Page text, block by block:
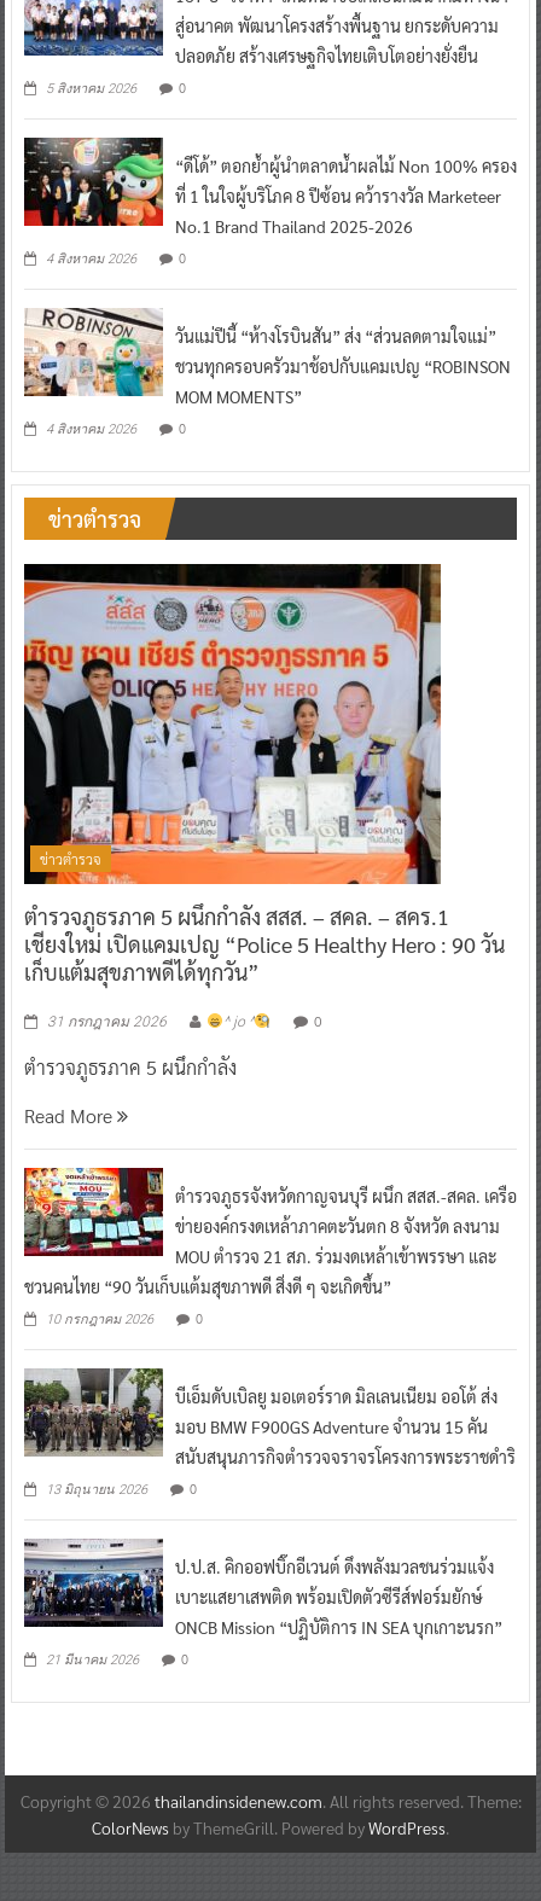
สู่อนาคต พัฒนาโครงสร้างพื้นฐาน ยกระดับความ
ปลอดภัย สร้างเศรษฐกิจไทยเติบโตอย่างยั่งยืน
5 สิงหาคม 2026 0
“ดีโด้” ตอกย้ำผู้นำตลาดน้ำผลไม้ Non 100% ครอง
ที่ 1 ในใจผู้บริโภค 8 ปีซ้อน คว้ารางวัล Marketeer
No.1 Brand Thailand 2025-2026
4 สิงหาคม 2026 0
วันแม่ปีนี้ “ห้างโรบินสัน” ส่ง “ส่วนลดตามใจแม่”
ชวนทุกครอบครัวมาช้อปกับแคมเปญ “ROBINSON
MOM MOMENTS”
4 สิงหาคม 2026 0
ข่าวตำรวจ
ข่าวตำรวจ
ตำรวจภูธรภาค 5 ผนึกกำลัง สสส. – สคล. – สคร.1
เชียงใหม่ เปิดแคมเปญ “Police 5 Healthy Hero : 90 วัน
เก็บแต้มสุขภาพดีได้ทุกวัน”
31 กรกฎาคม 2026 ^ jo ^ 0
ตำรวจภูธรภาค 5 ผนึกกำลัง
Read More
ตำรวจภูธรจังหวัดกาญจนบุรี ผนึก สสส.-สคล. เครือ
ข่ายองค์กรงดเหล้าภาคตะวันตก 8 จังหวัด ลงนาม
MOU ตำรวจ 21 สภ. ร่วมงดเหล้าเข้าพรรษา และ
ชวนคนไทย “90 วันเก็บแต้มสุขภาพดี สิ่งดี ๆ จะเกิดขึ้น”
10 กรกฎาคม 2026 0
บีเอ็มดับเบิลยู มอเตอร์ราด มิลเลนเนียม ออโต้ ส่ง
มอบ BMW F900GS Adventure จำนวน 15 คัน
สนับสนุนภารกิจตำรวจจราจรโครงการพระราชดำริ
13 มิถุนายน 2026 0
ป.ป.ส. คิกออฟบิ๊กอีเวนต์ ดึงพลังมวลชนร่วมแจ้ง
เบาะแสยาเสพติด พร้อมเปิดตัวซีรีส์ฟอร์มยักษ์
ONCB Mission “ปฏิบัติการ IN SEA บุกเกาะนรก”
21 มีนาคม 2026 0
Copyright © 2026 thailandinsidenew.com. All rights reserved. Theme:
ColorNews by ThemeGrill. Powered byWordPress.